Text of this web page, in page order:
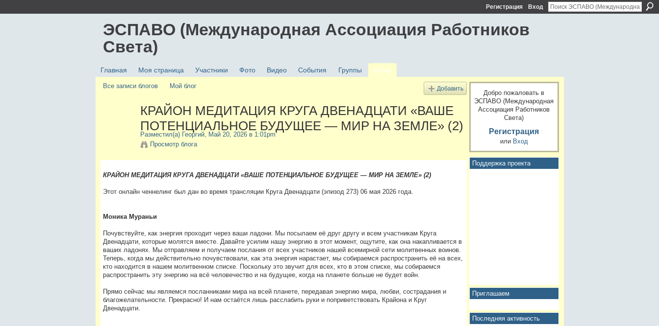
Регистрация Вход
ЭСПАВО (Международная Ассоциация Работников
Света)
Главная Моя страница Участники Фото Видео События Группы Блоги
Все записи блогов Мой блог Добавить
КРАЙОН МЕДИТАЦИЯ КРУГА ДВЕНАДЦАТИ «ВАШЕ
ПОТЕНЦИАЛЬНОЕ БУДУЩЕЕ — МИР НА ЗЕМЛЕ» (2)
Разместил(а) Георгий, Май 20, 2026 в 1:01pm
Просмотр блога
КРАЙОН МЕДИТАЦИЯ КРУГА ДВЕНАДЦАТИ «ВАШЕ ПОТЕНЦИАЛЬНОЕ БУДУЩЕЕ — МИР НА ЗЕМЛЕ» (2)
Этот онлайн ченнелинг был дан во время трансляции Круга Двенадцати (эпизод 273) 06 мая 2026 года.
Моника Мураньи
Почувствуйте, как энергия проходит через ваши ладони. Мы посылаем её друг другу и всем участникам Круга
Двенадцати, которые молятся вместе. Давайте усилим нашу энергию в этот момент, ощутите, как она накапливается в
ваших ладонях. Мы отправляем и получаем послания от всех участников нашей всемирной сети молитвенных воинов.
Теперь, когда мы действительно почувствовали, как эта энергия нарастает, мы собираемся распространить её на всех,
кто находится в нашем молитвенном списке. Поскольку это звучит для всех, кто в этом списке, мы собираемся
распространить эту энергию на всё человечество и на будущее, когда на планете больше не будет войн.
Прямо сейчас мы являемся посланниками мира на всей планете, передавая энергию мира, любви, сострадания и
благожелательности. Прекрасно! И нам остаётся лишь расслабить руки и поприветствовать Крайона и Круг
Двенадцати.
Добро пожаловать в
ЭСПАВО (Международная
Ассоциация Работников
Света)
Регистрация
или Вход
Поддержка проекта
Приглашаем
Последняя активность